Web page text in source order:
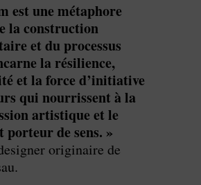
est une métaphore
la construction
et du processus
la résilience,
et la force d’initiative
qui nourrissent à la
artistique et le
porteur de sens. »
originaire de